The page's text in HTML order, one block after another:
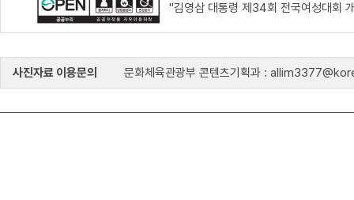
"김영삼 대통령 제34회 전국여성대회
사진자료 이용문의 문화체육관광부 콘텐츠기획과 :